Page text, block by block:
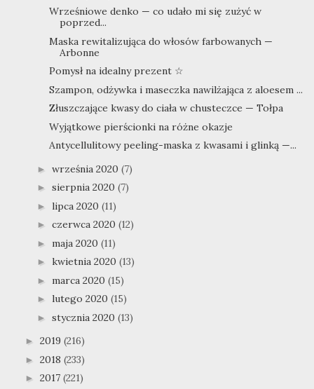
Wrześniowe denko — co udało mi się zużyć w
poprzed...
Maska rewitalizująca do włosów farbowanych —
Arbonne
Pomysł na idealny prezent ☆
Szampon, odżywka i maseczka nawilżająca z aloesem ...
Złuszczające kwasy do ciała w chusteczce — Tołpa
Wyjątkowe pierścionki na różne okazje
Antycellulitowy peeling-maska z kwasami i glinką —...
► września 2020 (7)
► sierpnia 2020 (7)
► lipca 2020 (11)
► czerwca 2020 (12)
► maja 2020 (11)
► kwietnia 2020 (13)
► marca 2020 (15)
► lutego 2020 (15)
► stycznia 2020 (13)
► 2019 (216)
► 2018 (233)
► 2017 (221)